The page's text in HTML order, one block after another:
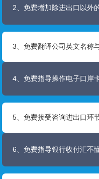
2、免费增加除进出口以外
3、免费翻译公司英文名称
4、免费指导操作电子口岸
5、免费接受咨询进出口环
6、免费指导银行收付汇不